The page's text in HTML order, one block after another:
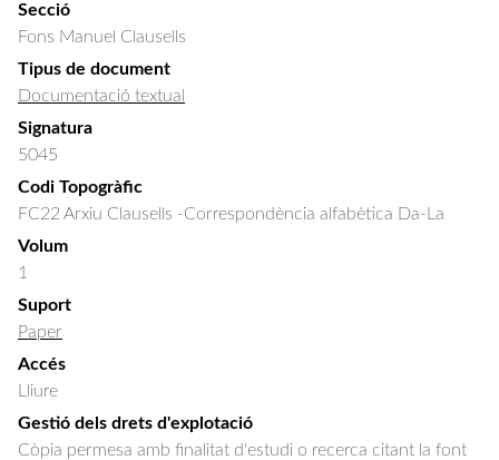
Secció
Fons Manuel Clausells
Tipus de document
Documentació textual
Signatura
5045
Codi Topogràfic
FC22 Arxiu Clausells -Correspondència alfabètica Da-La
Volum
1
Suport
Paper
Accés
Lliure
Gestió dels drets d'explotació
Còpia permesa amb finalitat d'estudi o recerca citant la font